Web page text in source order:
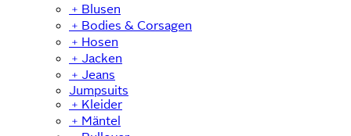
﹢ Blusen
﹢ Bodies & Corsagen
﹢ Hosen
﹢ Jacken
﹢ Jeans
Jumpsuits
﹢ Kleider
﹢ Mäntel